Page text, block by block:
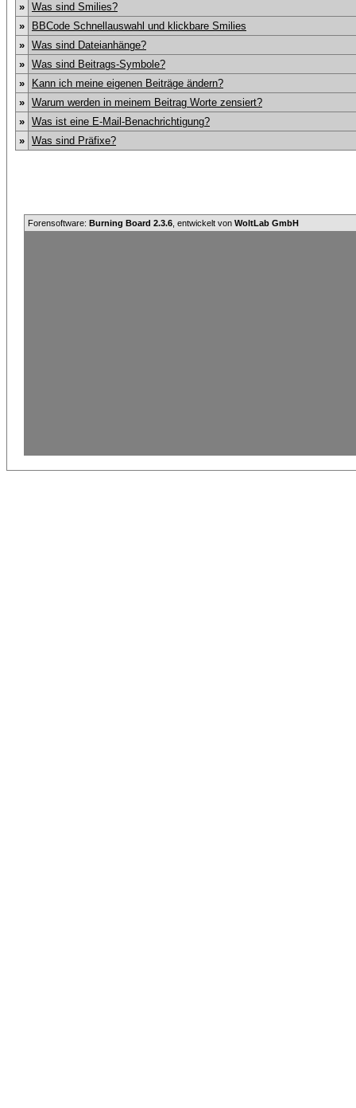
» Was sind Smilies?
»
BBCode Schnellauswahl und klickbare Smilies
» Was sind Dateianhänge?
» Was sind Beitrags-Symbole?
»
Kann ich meine eigenen Beiträge ändern?
» Warum werden in meinem Beitrag Worte zensiert?
» Was ist eine E-Mail-Benachrichtigung?
» Was sind Präfixe?
Forensoftware: Burning Board 2.3.6 , entwickelt von WoltLab GmbH